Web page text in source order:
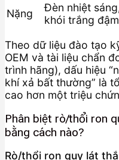
Nặng
Đèn nhiệt
khói trắng đậm
Theo dữ liệu đào tạo
OEM và tài liệu chẩn
trình hãng), dấu hiệu
khí xả bất thường” là
cao hơn một triệu
Phân biệt rò/thổi ron
bằng cách nào?
Rò/thổi ron quy lát